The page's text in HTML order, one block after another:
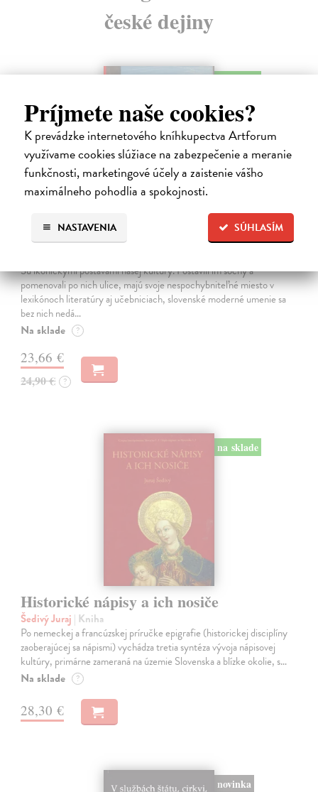
Príjmete naše cookies?
K prevádzke internetového kníhkupectva Artforum
využívame cookies slúžiace na zabezpečenie a meranie
funkčnosti, marketingové účely a zaistenie vášho
maximálneho pohodlia a spokojnosti.
SÚHLASÍM
NASTAVENIA
české dejiny
Studne mútne
Sú ikonickými postavami našej kultúry. Postavili im sochy a
pomenovali po nich ulice, majú svoje nespochybniteľné miesto v
lexikónoch literatúry aj učebniciach, slovenské moderné umenie sa
bez nich nedá…
Na sklade ?
23,66 €
24,90 € ?
na sklade
Historické nápisy a ich nosiče
Šedivý Juraj | Kniha
Po nemeckej a francúzskej príručke epigrafie (historickej disciplíny
zaoberajúcej sa nápismi) vychádza tretia syntéza vývoja nápisovej
kultúry, primárne zameraná na územie Slovenska a blízke okolie, s…
Na sklade ?
28,30 €
novinka